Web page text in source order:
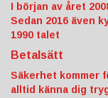
I början av året
Sedan 2016 även
1990 talet
Betalsätt
Säkerhet kommer
alltid känna dig